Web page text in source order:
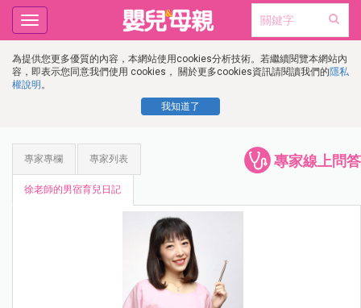
為提供您更多優質的內容，本網站使用cookies分析技術。若繼續閱覽本網站內
容，即表示您同意我們使用 cookies， 關於更多cookies資訊請閱讀我們的隱私
權說明 。
我知道了
Toggle
navigation
專家線上問答
專家專欄 專家列表
徐老師的男宿育兒日記